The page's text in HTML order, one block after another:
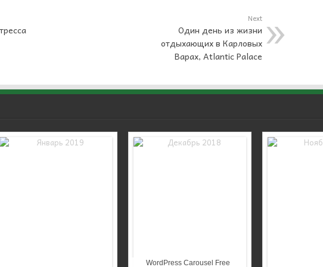
Next
Один день из жизни
отдыхающих в Карловых
Варах, Atlantic Palace
WordPress Carousel Free